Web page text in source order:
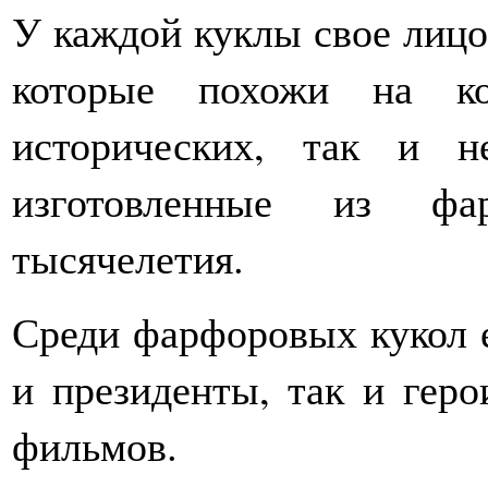
У каждой куклы свое
которые похожи на
исторических, так и
изготовленные из
тысячелетия.
Среди фарфоровых кукол
и президенты, так и
фильмов.